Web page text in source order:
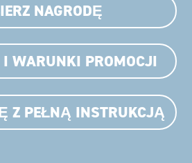
NAGRODĘ
WARUNKI PROMOCJI
Z PEŁNĄ INSTRUKCJĄ